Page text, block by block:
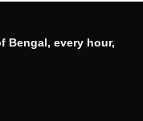
Bengal, every hour,